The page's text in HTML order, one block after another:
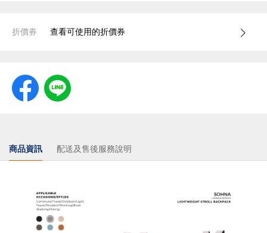
折價券 查看可使用的折價券
商品資訊 配送及售後服務說明